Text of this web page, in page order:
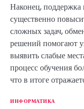
Наконец,
существенно
сложных задач,
решений помогают
выявить слабые
процесс обучения
что в итоге
ИНФОРМАТИКА